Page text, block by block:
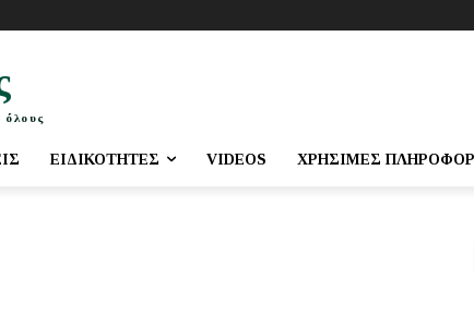
ΕΙΔΙΚΌΤΗΤΕΣ VIDEOS ΧΡΉΣΙΜΕΣ